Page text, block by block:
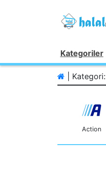
Kategoriler
| Kategori:
Action